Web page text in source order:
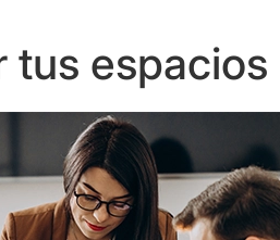
tus espacios